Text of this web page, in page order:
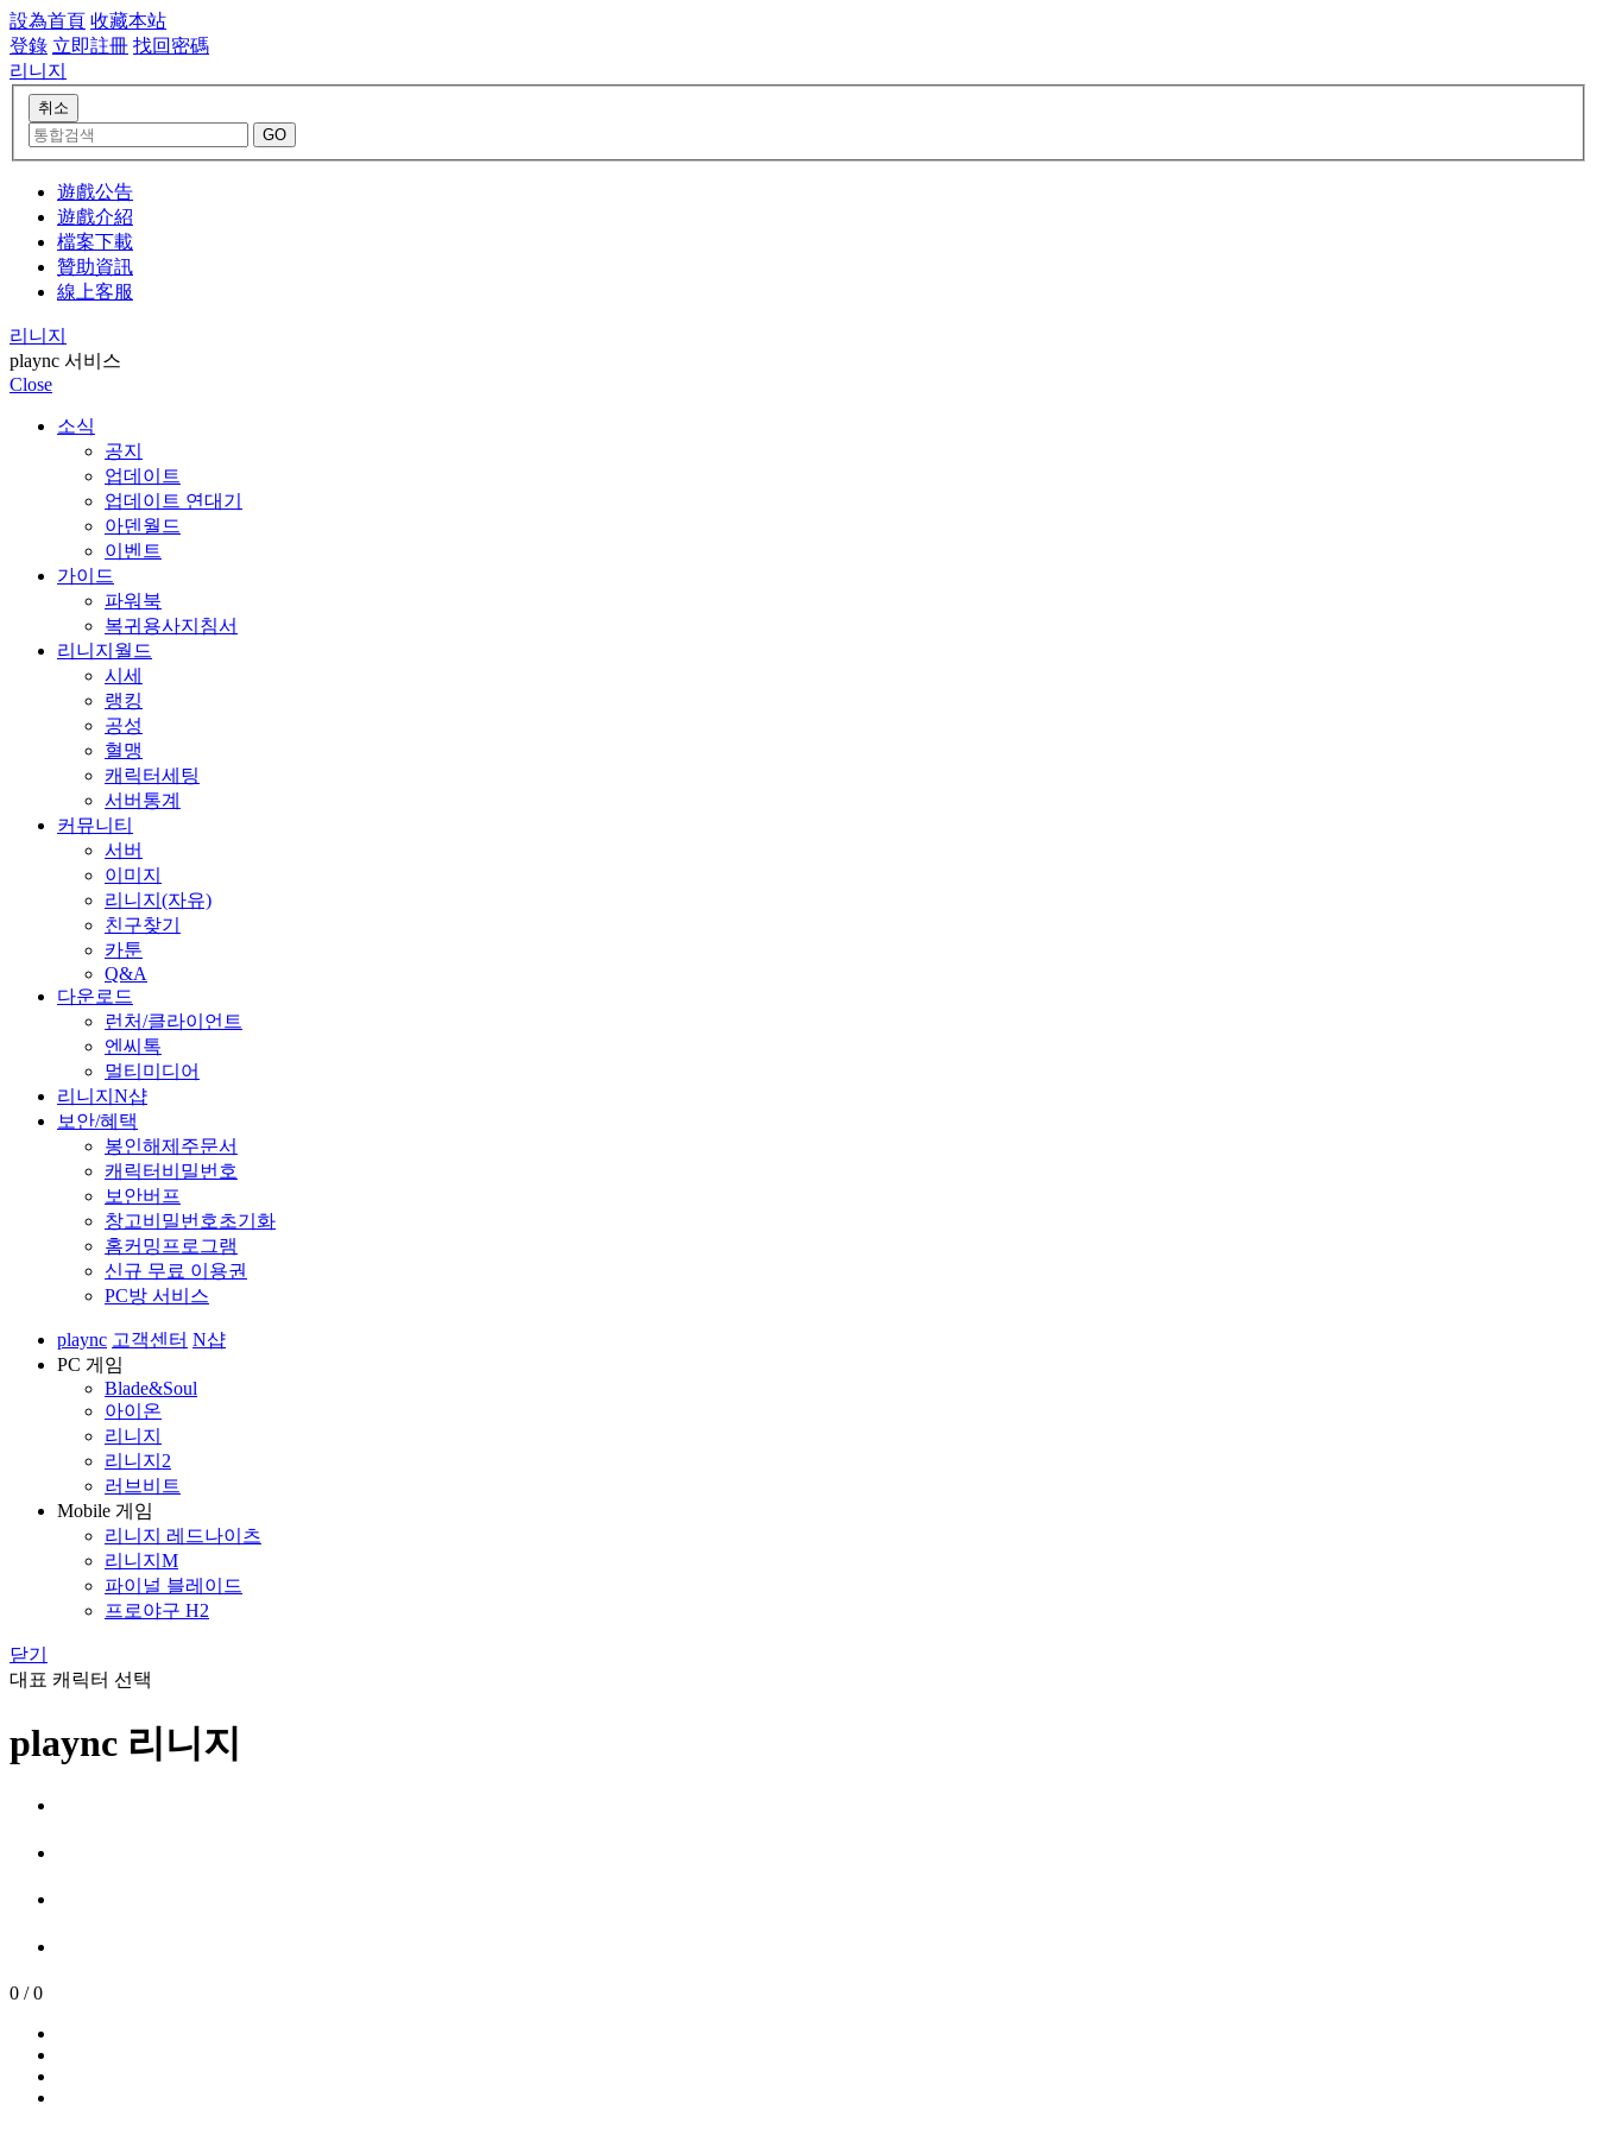
設為首頁 收藏本站
登錄 立即註冊 找回密碼
리니지
遊戲公告
遊戲介紹
檔案下載
贊助資訊
線上客服
리니지
plaync 서비스
Close
소식
공지
업데이트
업데이트 연대기
아덴월드
이벤트
가이드
파워북
복귀용사지침서
리니지월드
시세
랭킹
공성
혈맹
캐릭터세팅
서버통계
커뮤니티
서버
이미지
리니지(자유)
친구찾기
카툰
Q&A
다운로드
런처/클라이언트
엔씨톡
멀티미디어
리니지N샵
보안/혜택
봉인해제주문서
캐릭터비밀번호
보안버프
창고비밀번호초기화
홈커밍프로그램
신규 무료 이용권
PC방 서비스
plaync 고객센터 N샵
PC 게임
Blade&Soul
아이온
리니지
리니지2
러브비트
Mobile 게임
리니지 레드나이츠
리니지M
파이널 블레이드
프로야구 H2
닫기
대표 캐릭터 선택
plaync 리니지
0 / 0